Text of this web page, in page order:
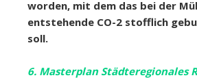
worden, mit dem das bei der
entstehende CO-2 stofflich
soll.
6. Masterplan Städteregionales